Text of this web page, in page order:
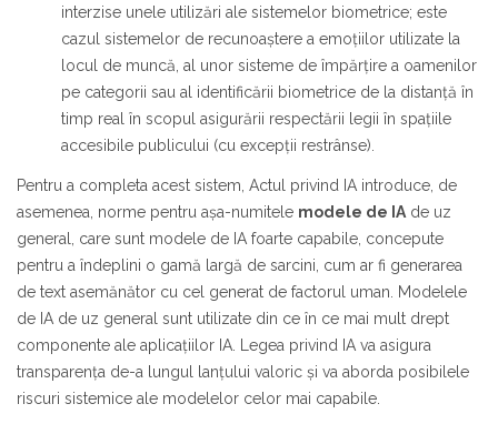
interzise unele utilizări ale sistemelor biometrice; este
cazul sistemelor de recunoaștere a emoțiilor utilizate la
locul de muncă, al unor sisteme de împărțire a oamenilor
pe categorii sau al identificării biometrice de la distanță în
timp real în scopul asigurării respectării legii în spațiile
accesibile publicului (cu excepții restrânse).
Pentru a completa acest sistem, Actul privind IA introduce, de
asemenea, norme pentru așa-numitele modele de IA de uz
general, care sunt modele de IA foarte capabile, concepute
pentru a îndeplini o gamă largă de sarcini, cum ar fi generarea
de text asemănător cu cel generat de factorul uman. Modelele
de IA de uz general sunt utilizate din ce în ce mai mult drept
componente ale aplicațiilor IA. Legea privind IA va asigura
transparența de-a lungul lanțului valoric și va aborda posibilele
riscuri sistemice ale modelelor celor mai capabile.